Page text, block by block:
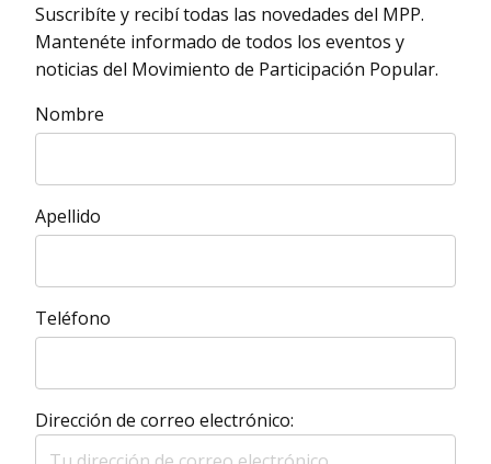
Suscribíte y recibí todas las novedades del MPP.
Mantenéte informado de todos los eventos y
noticias del Movimiento de Participación Popular.
Nombre
Apellido
Teléfono
Dirección de correo electrónico: